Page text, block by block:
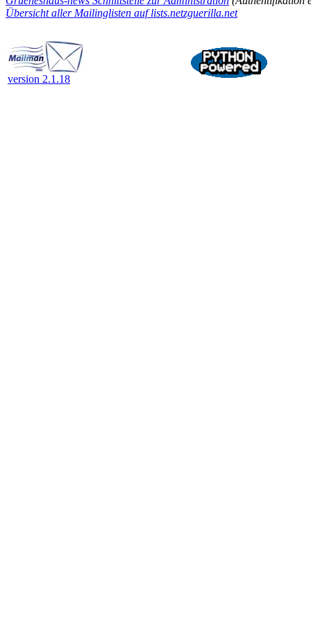
Übersicht aller Mailinglisten auf lists.netzguerilla.net
version 2.1.18